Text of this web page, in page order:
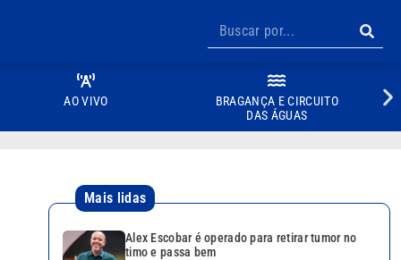
AO VIVO
BRAGANÇA E CIRCUITO
DAS ÁGUAS
Mais lidas
Alex Escobar é operado para retirar tumor no
timo e passa bem